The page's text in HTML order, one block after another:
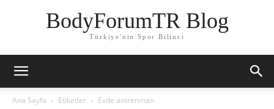
BodyForumTR Blog
Türkiye'nin Spor Bilinci
Ana Sayfa Etiketler Evde antrenman